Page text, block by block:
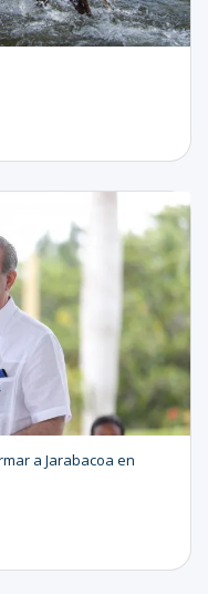
a Jarabacoa en